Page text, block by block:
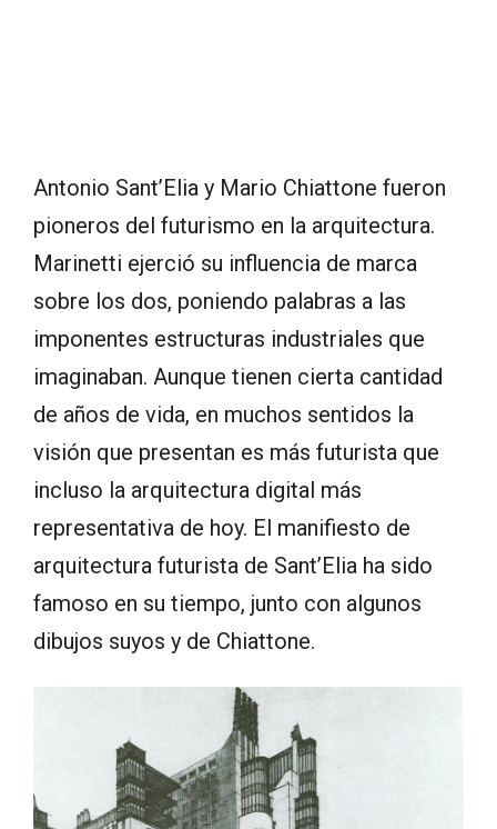
Antonio Sant’Elia y Mario Chiattone fueron
pioneros del futurismo en la arquitectura.
Marinetti ejerció su influencia de marca
sobre los dos, poniendo palabras a las
imponentes estructuras industriales que
imaginaban. Aunque tienen cierta cantidad
de años de vida, en muchos sentidos la
visión que presentan es más futurista que
incluso la arquitectura digital más
representativa de hoy. El manifiesto de
arquitectura futurista de Sant’Elia ha sido
famoso en su tiempo, junto con algunos
dibujos suyos y de Chiattone.